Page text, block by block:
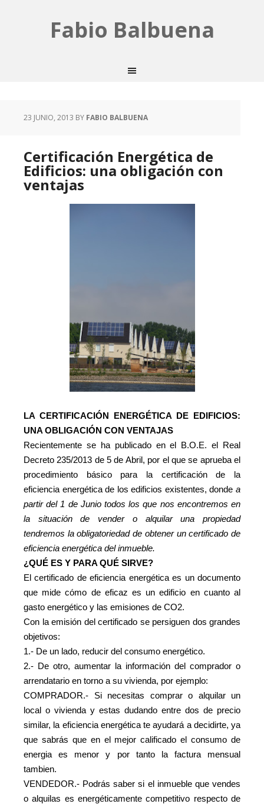
Fabio Balbuena
23 JUNIO, 2013 BY FABIO BALBUENA
Certificación Energética de
Edificios: una obligación con
ventajas
LA CERTIFICACIÓN ENERGÉTICA DE EDIFICIOS:
UNA OBLIGACIÓN CON VENTAJAS
Recientemente se ha publicado en el B.O.E. el Real
Decreto 235/2013 de 5 de Abril, por el que se aprueba el
procedimiento básico para la certificación de la
eficiencia energética de los edificios existentes, donde a
partir del 1 de Junio todos los que nos encontremos en
la situación de vender o alquilar una propiedad
tendremos la obligatoriedad de obtener un certificado de
eficiencia energética del inmueble.
¿QUÉ ES Y PARA QUÉ SIRVE?
El certificado de eficiencia energética es un documento
que mide cómo de eficaz es un edificio en cuanto al
gasto energético y las emisiones de CO2.
Con la emisión del certificado se persiguen dos grandes
objetivos:
1.- De un lado, reducir del consumo energético.
2.- De otro, aumentar la información del comprador o
arrendatario en torno a su vivienda, por ejemplo:
COMPRADOR.- Si necesitas comprar o alquilar un
local o vivienda y estas dudando entre dos de precio
similar, la eficiencia energética te ayudará a decidirte, ya
que sabrás que en el mejor calificado el consumo de
energia es menor y por tanto la factura mensual
tambien.
VENDEDOR.- Podrás saber si el inmueble que vendes
o alquilas es energéticamente competitivo respecto de